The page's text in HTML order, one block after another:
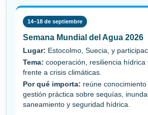
14–18 de septiembre
Semana Mundial del Agua 2026
Lugar: Estocolmo, Suecia, y
Tema: cooperación, resiliencia hídrica
frente a crisis climáticas.
Por qué importa: reúne
gestión práctica sobre sequías,
saneamiento y seguridad hídrica.